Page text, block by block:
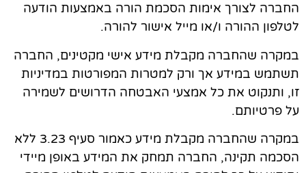
החברה לצורך אימות הסכמת הורה באמצעות הודעה
לטלפון ההורה ו/או מייל אישור להורה.
במקרה שהחברה מקבלת מידע אישי מקטינים, החברה
תשתמש במידע אך ורק למטרות המפורטות במדיניות
זו, ותנקוט את כל אמצעי האבטחה הדרושים לשמירה
על פרטיותם.
במקרה שהחברה מקבלת מידע כאמור סעיף 3.23 ללא
הסכמה תקינה, החברה תמחק את המידע באופן מיידי